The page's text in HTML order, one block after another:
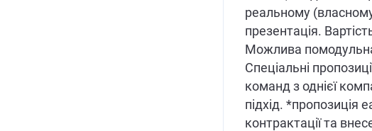
реальному
презентація.
Можлива
Спеціальні
команд з однієї
підхід. *пропозиція
контрактації та